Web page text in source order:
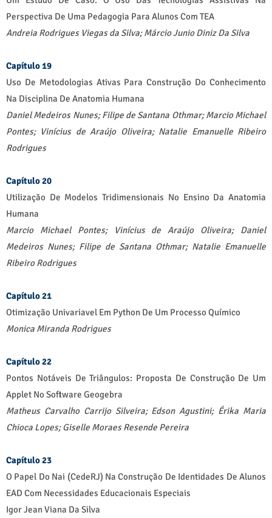
Perspectiva De Uma Pedagogia Para Alunos Com TEA
Andreia Rodrigues Viegas da Silva;Márcio Junio Diniz Da Silva
Capítulo 19
Uso De Metodologias Ativas Para Construção Do Conhecimento
Na Disciplina De Anatomia Humana
Daniel Medeiros Nunes;Filipe de Santana Othmar;Marcio Michael
Pontes; Vinícius de Araújo Oliveira; Natalie Emanuelle Ribeiro
Rodrigues
Capítulo 20
Utilização De Modelos Tridimensionais No Ensino Da Anatomia
Humana
Marcio Michael Pontes;
Vinícius de Araújo Oliveira; Daniel
Medeiros Nunes; Filipe de Santana Othmar; Natalie Emanuelle
Ribeiro Rodrigues
Capítulo 21
Otimização Univariavel Em Python De Um Processo Químico
Monica Miranda Rodrigues
Capítulo 22
Pontos Notáveis De Triângulos: Proposta De Construção De Um
Applet No Software Geogebra
Matheus Carvalho Carrijo Silveira; Edson Agustini; Érika Maria
Chioca Lopes;Giselle Moraes Resende Pereira
Capítulo 23
O Papel Do Nai (CedeRJ) Na Construção De Identidades De Alunos
EAD Com Necessidades Educacionais Especiais
Igor Jean Viana Da Silva